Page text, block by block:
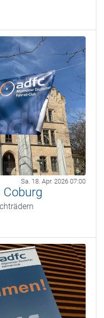
Sa. 18. Apr. 2026 07:00
Coburg